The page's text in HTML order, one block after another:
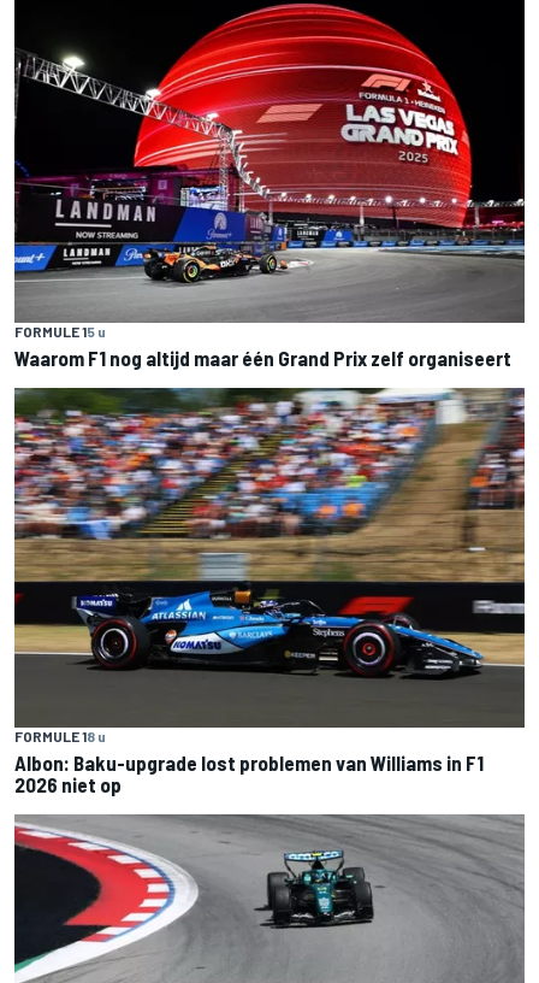
FORMULE 15 u
Waarom F1 nog altijd maar één Grand Prix zelf organiseert
FORMULE 18 u
Albon: Baku-upgrade lost problemen van Williams in F1
2026 niet op